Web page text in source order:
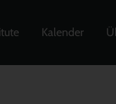
Kalender